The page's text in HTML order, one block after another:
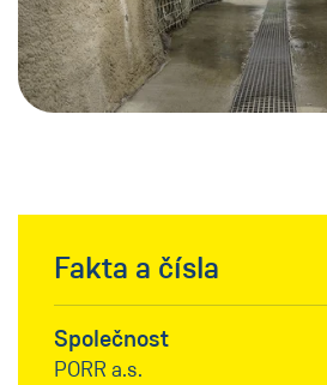
Fakta a čísla
Společnost
PORR a.s.